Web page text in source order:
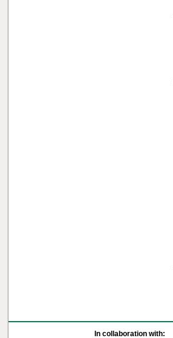
In collaboration with: